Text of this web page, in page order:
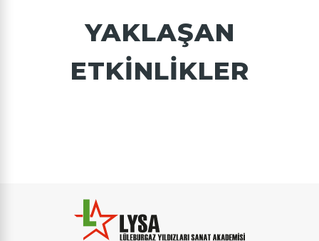
YAKLAŞAN
ETKINLIKLER